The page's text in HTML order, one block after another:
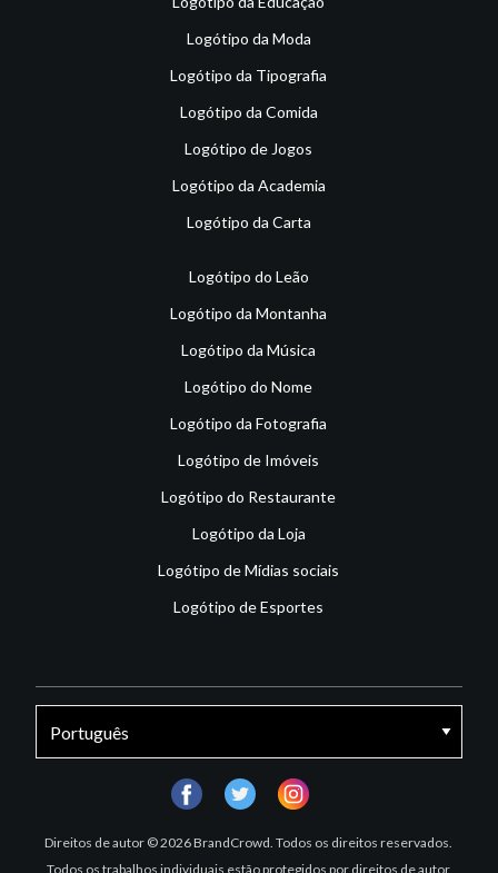
Logótipo da Moda
Logótipo da Tipografia
Logótipo da Comida
Logótipo de Jogos
Logótipo da Academia
Logótipo da Carta
Logótipo do Leão
Logótipo da Montanha
Logótipo da Música
Logótipo do Nome
Logótipo da Fotografia
Logótipo de Imóveis
Logótipo do Restaurante
Logótipo da Loja
Logótipo de Mídias sociais
Logótipo de Esportes
Direitos de autor © 2026 BrandCrowd. Todos os direitos reservados.
Todos os trabalhos individuais estão protegidos por direitos de autor
facebooktwitter instagram